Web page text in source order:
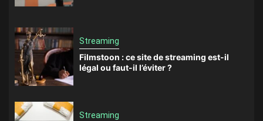
Streaming
Filmstoon : ce site de streaming est-il
légal ou faut-il l’éviter ?
Streaming